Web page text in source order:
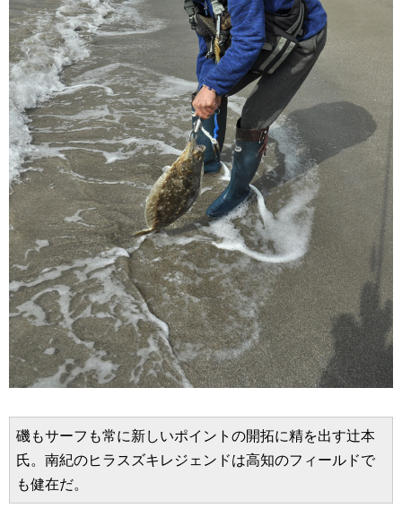
磯もサーフも常に新しいポイントの開拓に精を出す辻本
氏。南紀のヒラスズキレジェンドは高知のフィールドで
も健在だ。